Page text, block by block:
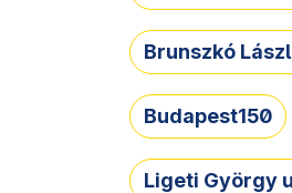
Brunszkó
Budapest150
Ligeti György